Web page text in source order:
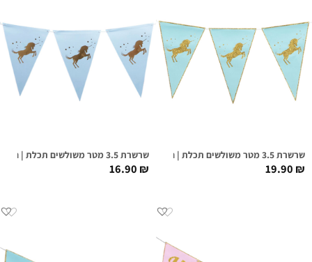
שרשרת 3.5 מטר משולשים תכלת | חד קרן גליטר זהב
19.90₪
שרשרת 3.5 מטר משולשים תכלת | חד קרן פוייל זהב
16.90₪